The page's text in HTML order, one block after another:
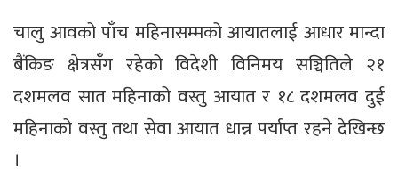
चालु आवको पाँच महिनासम्मको आयातलाई आधार मान्दा
बैंकिङ क्षेत्रसँग रहेको विदेशी विनिमय सञ्चितिले २१
दशमलव सात महिनाको वस्तु आयात र १८ दशमलव दुई
महिनाको वस्तु तथा सेवा आयात धान्न पर्याप्त रहने देखिन्छ
।